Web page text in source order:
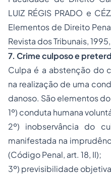
LUIZ RÉGIS PRADO e
Elementos de Direito
Revista dos Tribunais,
7. Crime culposo e
Culpa é a abstenção do
na realização de uma
danoso. São elementos
1º) conduta humana
2º) inobservância do
manifestada na
(Código Penal, art. 18, II);
3º) previsibilidade